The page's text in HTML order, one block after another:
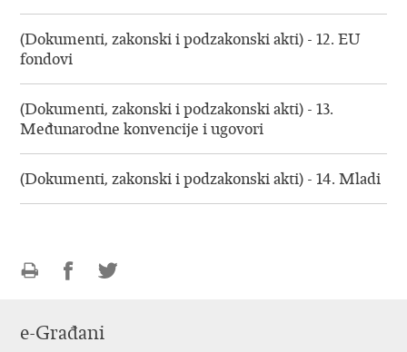
(Dokumenti, zakonski i podzakonski akti) - 12. EU
fondovi
(Dokumenti, zakonski i podzakonski akti) - 13.
Međunarodne konvencije i ugovori
(Dokumenti, zakonski i podzakonski akti) - 14. Mladi
FacebookuTwitteru
e-Građani